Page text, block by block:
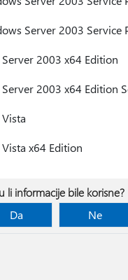
Server 2003 Service
2003 x64 Edition
2003 x64 Edition
x64 Edition
li informacije bile korisne?
Da
Ne